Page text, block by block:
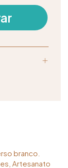
branco.
Artesanato